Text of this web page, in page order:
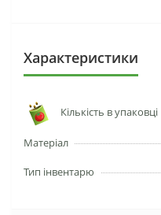
Характеристики
Кількість в упаковці
Матеріал
Тип інвентарю